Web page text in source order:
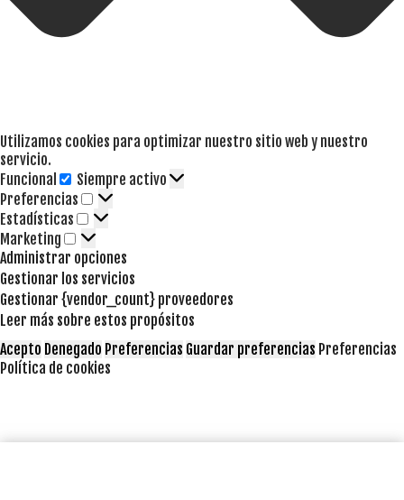
Utilizamos cookies para optimizar nuestro sitio web y nuestro
servicio.
Funcional
Funcional
Siempre activo
Preferencias
Preferencias
Estadísticas Estadísticas
Marketing Marketing
Administrar opciones
Gestionar los servicios
Gestionar {vendor_count} proveedores
Leer más sobre estos propósitos
Acepto Denegado Preferencias Guardar preferencias Preferencias
Política de cookies